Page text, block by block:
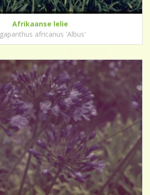
Afrikaanse lelie
africanus 'Albus'